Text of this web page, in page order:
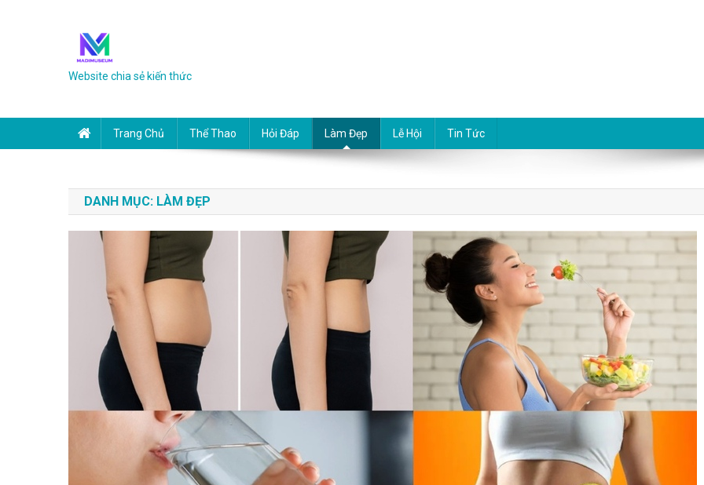
Website chia sẻ kiến thức
Trang Chủ Thể Thao Hỏi Đáp Làm Đẹp Lễ Hội Tin Tức
DANH MỤC: LÀM ĐẸP